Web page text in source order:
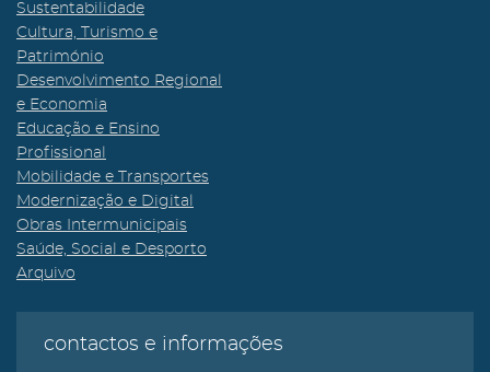
Sustentabilidade
Cultura, Turismo e
Património
Desenvolvimento Regional
e Economia
Educação e Ensino
Profissional
Mobilidade e Transportes
Modernização e Digital
Obras Intermunicipais
Saúde, Social e Desporto
Arquivo
contactos e informações